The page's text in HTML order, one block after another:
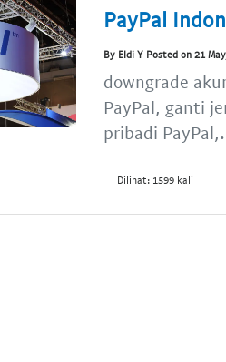
PayPal
By Eldi Y Posted on 21
downgrade
PayPal, ganti
pribadi
Dilihat: 1599 kali